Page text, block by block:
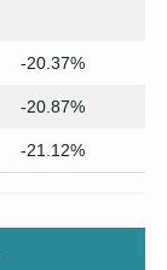
-20.37%
-20.87%
-21.12%